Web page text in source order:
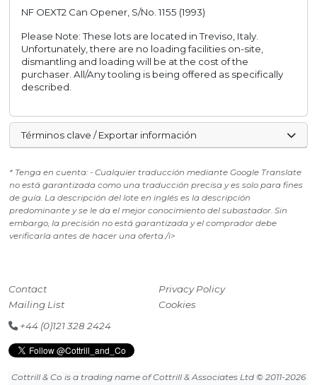
NF OEXT2 Can Opener, S/No. 1155 (1993)
Please Note: These lots are located in Treviso, Italy.
Unfortunately, there are no loading facilities on-site,
dismantling and loading will be at the cost of the
purchaser. All/Any tooling is being offered as specifically
described.
Términos clave / Exportar información
* Tenga en cuenta: - Cualquier traducción mediante Google Translate
no está garantizada como una traducción precisa y es solo para fines
de guía. La descripción del lote en inglés es la descripción
predominante y se le da el mejor conocimiento del subastador. Sin
embargo, la precisión no está garantizada y el comprador debe
verificarla antes de hacer una oferta./i>
Contact
Mailing List
Privacy Policy
Cookies
+44 (0)121 328 2424
Cottrill & Co is a trading name of Cottrill & Associates Ltd © 2011-2026